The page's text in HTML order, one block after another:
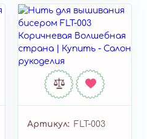
Артикул FLT-003